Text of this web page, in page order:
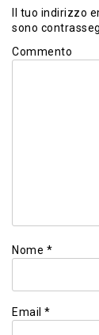
Il tuo indirizzo
sono
Commento
Nome *
Email *